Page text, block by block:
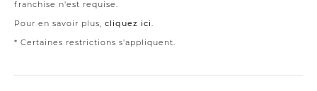
franchise n'est requise.
Pour en savoir plus, cliquez ici
* Certaines restrictions s'appliquent.